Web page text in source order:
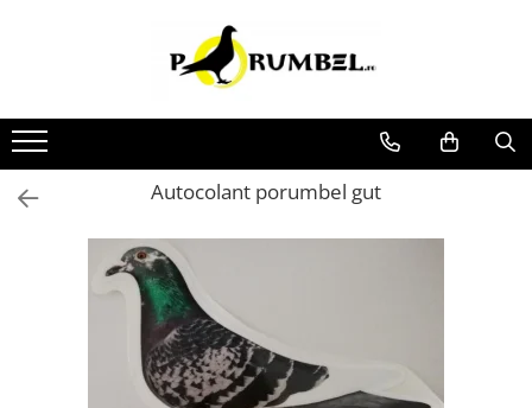
Accesorii
Adăpători
Hrănitori
Autocolant porumbel gut